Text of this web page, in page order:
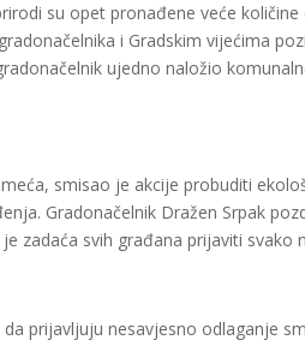
su opet pronađene veće
i Gradskim vijećima
ujedno naložio
smisao je akcije probuditi
Gradonačelnik Dražen Srpak
zadaća svih građana prijaviti
prijavljuju nesavjesno odlaganje